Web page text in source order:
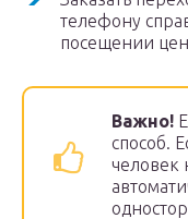
телефону
посещении
Важно!
способ.
человек